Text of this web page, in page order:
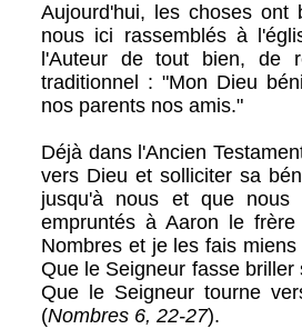
Aujourd'hui, les choses
nous ici rassemblés à
l'Auteur de tout bien, de
traditionnel : "Mon Dieu
nos parents nos amis."
Déjà dans l'Ancien
vers Dieu et solliciter sa
jusqu'à nous et que
empruntés à Aaron le
Nombres et je les fais
Que le Seigneur fasse
Que le Seigneur tourne
(Nombres 6, 22-27).